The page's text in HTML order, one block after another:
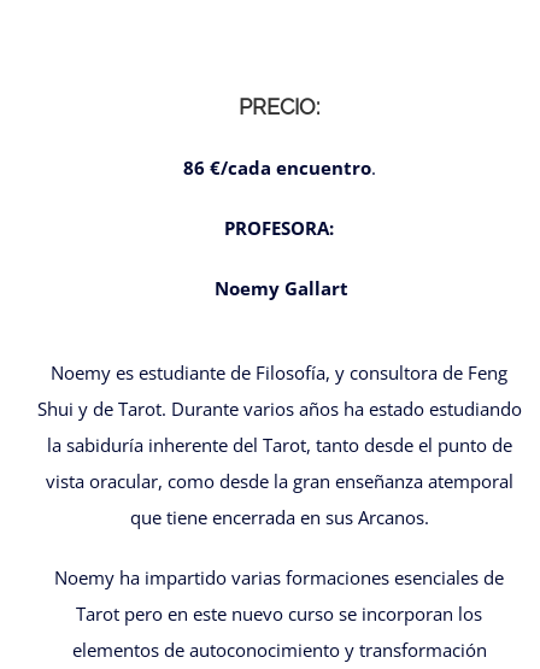
PRECIO:
86 €/cada encuentro.
PROFESORA:
Noemy Gallart
Noemy es estudiante de Filosofía, y consultora de Feng
Shui y de Tarot. Durante varios años ha estado estudiando
la sabiduría inherente del Tarot, tanto desde el punto de
vista oracular, como desde la gran enseñanza atemporal
que tiene encerrada en sus Arcanos.
Noemy ha impartido varias formaciones esenciales de
Tarot pero en este nuevo curso se incorporan los
elementos de autoconocimiento y transformación